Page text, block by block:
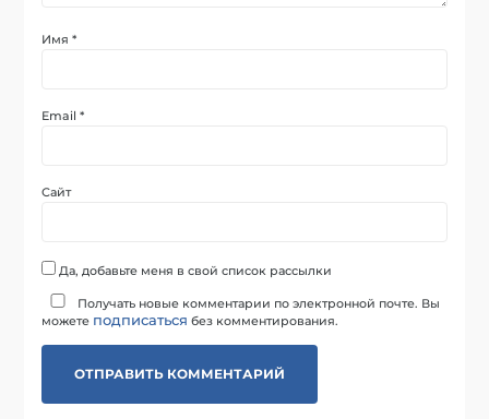
Имя*
Email*
Сайт
Да, добавьте меня в свой список рассылки
Получать новые комментарии по электронной почте. Вы
можете подписаться без комментирования.